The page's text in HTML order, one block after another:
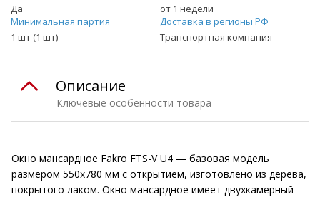
Да
от 1 недели
Минимальная партия
1 шт (1 шт)
Доставка в регионы РФ
Транспортная компания
Ключевые особенности товара
Описание
Окно мансардное Fakro FTS-V U4 — базовая модель
размером 550x780 мм с открытием, изготовлено из дерева,
покрытого лаком. Окно мансардное имеет двухкамерный